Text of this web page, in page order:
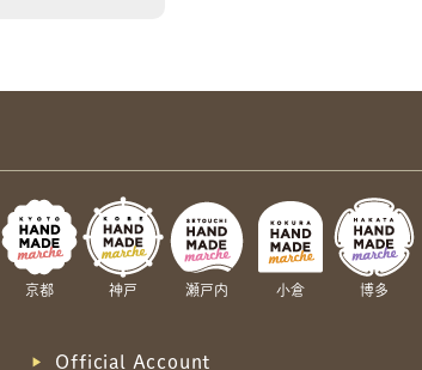
京都 神戸 瀬戸内 小倉 博多
Official Account